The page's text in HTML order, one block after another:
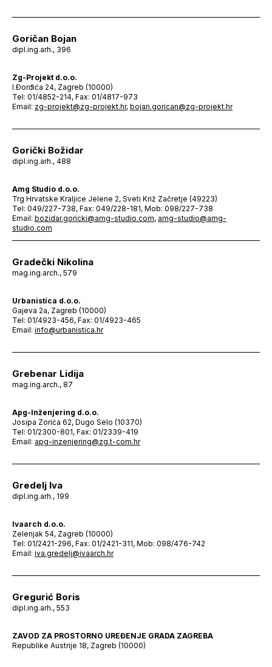
Goričan Bojan
dipl.ing.arh., 396
Zg-Projekt d.o.o.
I.Đorđića 24, Zagreb (10000)
Tel: 01/4852-214, Fax: 01/4817-973
Email: zg-projekt@zg-projekt.hr, bojan.gorican@zg-projekt.hr
Gorički Božidar
dipl.ing.arh., 488
Amg Studio d.o.o.
Trg Hrvatske Kraljice Jelene 2, Sveti Križ Začretje (49223)
Tel: 049/227-738, Fax: 049/228-181, Mob: 098/227-738
Email: bozidar.goricki@amg-studio.com, amg-studio@amg-
studio.com
Gradečki Nikolina
mag.ing.arch., 579
Urbanistica d.o.o.
Gajeva 2a, Zagreb (10000)
Tel: 01/4923-456, Fax: 01/4923-465
Email: info@urbanistica.hr
Grebenar Lidija
mag.ing.arch., 87
Apg-Inženjering d.o.o.
Josipa Zorića 62, Dugo Selo (10370)
Tel: 01/2300-801, Fax: 01/2339-419
Email: apg-inzenjering@zg.t-com.hr
Gredelj Iva
dipl.ing.arh., 199
Ivaarch d.o.o.
Zelenjak 54, Zagreb (10000)
Tel: 01/2421-296, Fax: 01/2421-311, Mob: 098/476-742
Email: iva.gredelj@ivaarch.hr
Gregurić Boris
dipl.ing.arh., 553
ZAVOD ZA PROSTORNO UREĐENJE GRADA ZAGREBA
Republike Austrije 18, Zagreb (10000)